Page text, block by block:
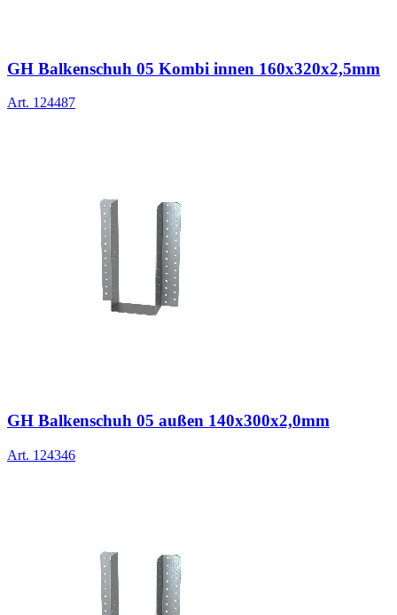
GH Balkenschuh 05 Kombi innen 160x320x2,5mm
Art. 124487
GH Balkenschuh 05 außen 140x300x2,0mm
Art. 124346